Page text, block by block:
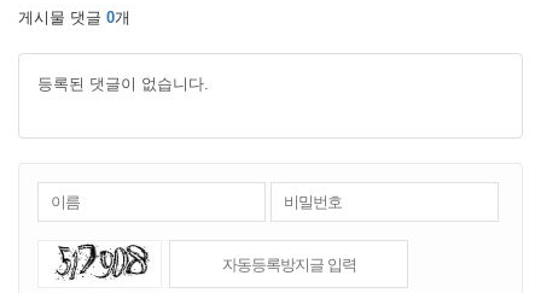
게시물 댓글 0개
등록된 댓글이 없습니다.